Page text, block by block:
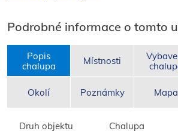
Podrobné informace o tomto
Popis
chalupa
Místnosti
Okolí Poznámky Mapa
Druh objektu Chalupa